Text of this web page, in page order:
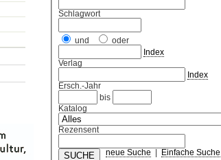
Schlagwort
und
oder
Index
Verlag
Index
Ersch.-Jahr
bis
Katalog
Rezensent
neue Suche Einfache Suche